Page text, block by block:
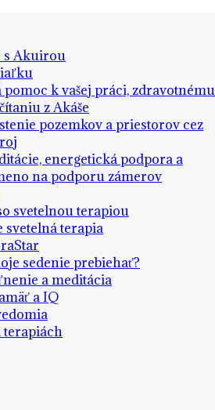
s Akuirou
k vašej práci, zdravotnému
z Akáše
pozemkov a priestorov cez
energetická podpora a
na podporu zámerov
svetelnou terapiou
svetelná terapia
sedenie prebiehať?
a meditácia
a IQ
terapiách